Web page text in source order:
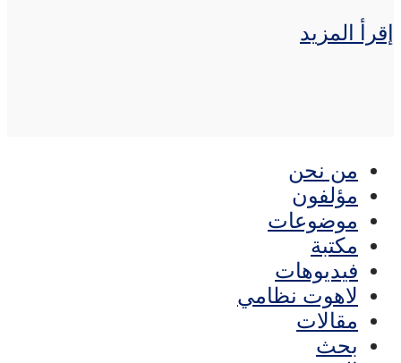
إقرأ المزيد
من نحن
مؤلفون
موضوعات
مكتبة
فيديوهات
لاهوت نظامي
مقالات
بحث